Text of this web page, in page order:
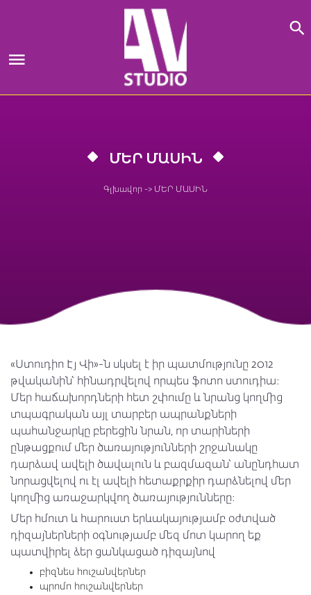
ՄԵՐ ՄԱՍԻՆ
Գլխավոր -> ՄԵՐ ՄԱՍԻՆ
«Ստուդիո Էյ Վի»-ն սկսել է իր պատմությունը 2012
թվականին՝ հինադրվելով որպես ֆոտո ստուդիա։
Մեր հաճախորդների հետ շփումը և նրանց կողմից
տպագրական այլ տարբեր ապրանքների
պահանջարկը բերեցին նրան, որ տարիների
ընթացքում մեր ծառայությունների շրջանակը
դարձավ ավելի ծավալուն և բազմազան՝ անընդհատ
նորացվելով ու էլ ավելի հետաքրքիր դարձնելով մեր
կողմից առաջարկվող ծառայությունները։
Մեր հմուտ և հարուստ երևակայությամբ օժտված
դիզայներների օգնությամբ մեզ մոտ կարող եք
պատվիրել ձեր ցանկացած դիզայնով
բիզնես հուշանվերներ
պրոմո հուշանվերներ